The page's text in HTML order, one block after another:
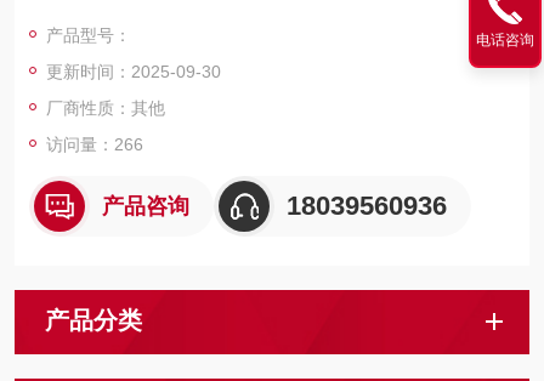
产品型号：
更新时间：2025-09-30
厂商性质：其他
访问量：266
产品咨询 18039560936
产品分类
电话咨询